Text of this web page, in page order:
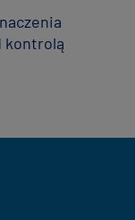
kontrolą